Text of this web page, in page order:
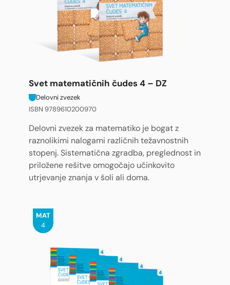
Svet matematičnih čudes 4 – DZ
Delovni zvezek
ISBN 9789610200970
Delovni zvezek za matematiko je bogat z
raznolikimi nalogami različnih težavnostnih
stopenj. Sistematična zgradba, preglednost in
priložene rešitve omogočajo učinkovito
utrjevanje znanja v šoli ali doma.
MAT
4